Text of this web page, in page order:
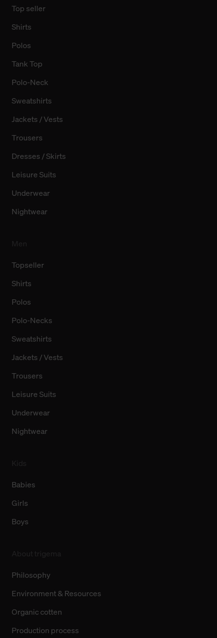
Top seller
Shirts
Polos
Tank Top
Polo-Neck
Sweatshirts
Jackets / Vests
Trousers
Dresses / Skirts
Leisure Suits
Underwear
Nightwear
Topseller
Shirts
Polos
Polo-Necks
Sweatshirts
Jackets / Vests
Trousers
Leisure Suits
Underwear
Nightwear
Babies
Girls
Boys
Philosophy
Environment & Resources
Organic cotten
Production process